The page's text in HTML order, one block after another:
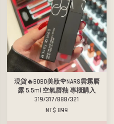
現貨🔥BOBO美妝🌹NARS雲霧唇
露 5.5ml 空氣唇釉 專櫃購入
319/317/888/321
NT$ 899